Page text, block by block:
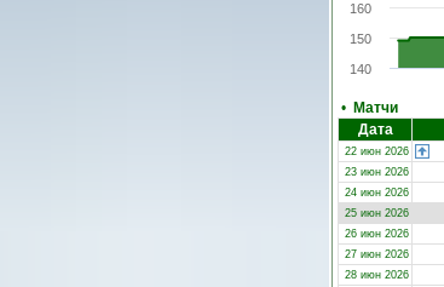
140
150
160
• Матчи
Дата
22 июн 2026
23 июн 2026
24 июн 2026
25 июн 2026
26 июн 2026
27 июн 2026
28 июн 2026